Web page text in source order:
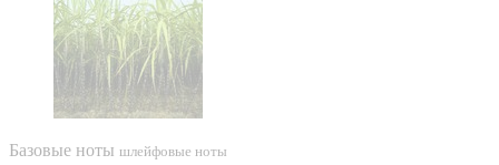
Базовые ноты шлейфовые ноты